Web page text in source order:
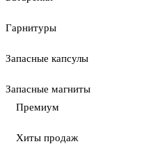
Гарнитуры
Запасные капсулы
Запасные магниты
Премиум
Хиты продаж